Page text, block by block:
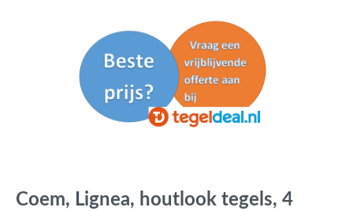
Coem, Lignea, houtlook tegels, 4